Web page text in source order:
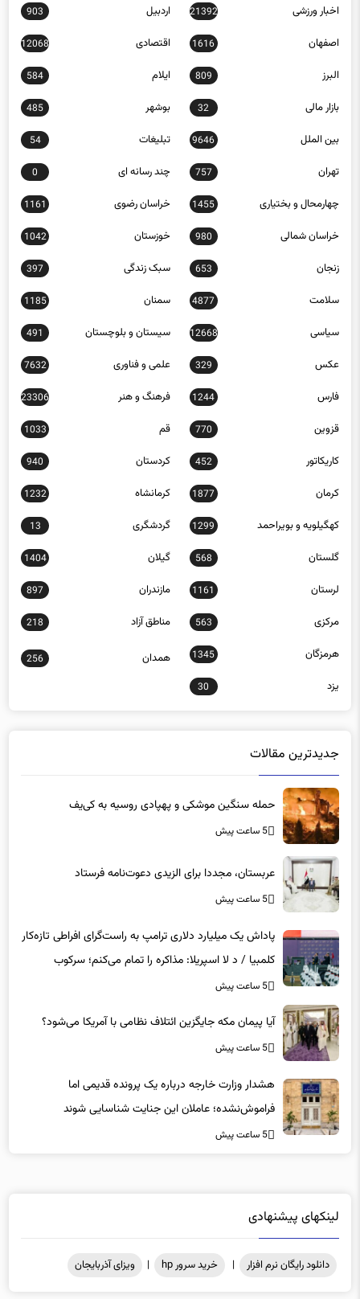
اخبار ورزشی 21392 اردبیل 903
اصفهان 1616 اقتصادی 12068
البرز 809 ایلام 584
بازار مالی 32 بوشهر 485
بین الملل 9646 تبلیغات 54
تهران 757 چند رسانه ای 0
چهارمحال و بختیاری 1455 خراسان رضوی 1161
خراسان شمالی 980 خوزستان 1042
زنجان 653 سبک زندگی 397
سلامت 4877 سمنان 1185
سیاسی 12668 سیستان و بلوچستان 491
عکس 329 علمی و فناوری 7632
فارس 1244 فرهنگ و هنر 23306
قزوین 770 قم 1033
کاریکاتور 452 کردستان 940
کرمان 1877 کرمانشاه 1232
کهگیلویه و بویراحمد 1299 گردشگری 13
گلستان 568 گیلان 1404
لرستان 1161 مازندران 897
مرکزی 563 مناطق آزاد 218
هرمزگان 1345 همدان 256
یزد 30
جدیدترین مقالات
حمله سنگین موشکی و پهپادی روسیه به کی‌یف
5 ساعت پیش
عربستان، مجددا برای الزیدی دعوت‌نامه فرستاد
5 ساعت پیش
پاداش یک میلیارد دلاری ترامپ به راست‌گرای افراطی تازه‌کار
کلمبیا / د لا اسپریلا: مذاکره را تمام می‌کنم؛ سرکوب
می‌کنم؛ ۴۰ درصد دولت را دور می‌ریزم
5 ساعت پیش
آیا پیمان مکه جایگزین ائتلاف نظامی با آمریکا می‌شود؟
5 ساعت پیش
هشدار وزارت خارجه درباره یک پرونده قدیمی اما
فراموش‌نشده؛ عاملان این جنایت شناسایی شوند
5 ساعت پیش
لینکهای پیشنهادی
دانلود رایگان نرم افزار | خرید سرور hp | ویزای آذربایجان